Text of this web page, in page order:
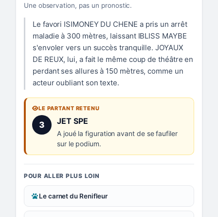
Une observation, pas un pronostic.
Le favori ISIMONEY DU CHENE a pris un arrêt
maladie à 300 mètres, laissant IBLISS MAYBE
s'envoler vers un succès tranquille. JOYAUX
DE REUX, lui, a fait le même coup de théâtre en
perdant ses allures à 150 mètres, comme un
acteur oubliant son texte.
LE PARTANT RETENU
3 Numéro 3 :
JET SPE
A joué la figuration avant de se faufiler
sur le podium.
POUR ALLER PLUS LOIN
Le carnet du Renifleur